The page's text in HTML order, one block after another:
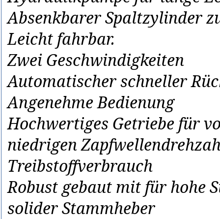
Absenkbarer Spaltzylinder
Leicht fahrbar.
Zwei Geschwindigkeiten
Automatischer schneller
Angenehme Bedienung
Hochwertiges Getriebe für
niedrigen
Treibstoffverbrauch
Robust gebaut mit für hohe
solider Stammheber